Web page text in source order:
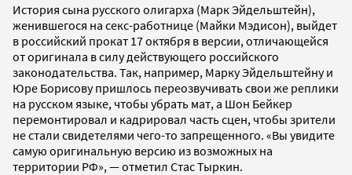
История сына русского олигарха (Марк Эйдельштейн),
женившегося на секс-работнице (Майки Мэдисон), выйдет
в российский прокат 17 октября в версии, отличающейся
от оригинала в силу действующего российского
законодательства. Так, например, Марку Эйдельштейну и
Юре Борисову пришлось переозвучивать свои же реплики
на русском языке, чтобы убрать мат, а Шон Бейкер
перемонтировал и кадрировал часть сцен, чтобы зрители
не стали свидетелями чего-то запрещенного. «Вы увидите
самую оригинальную версию из возможных на
территории РФ», — отметил Стас Тыркин.